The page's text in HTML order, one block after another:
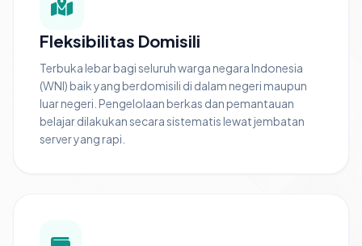
Fleksibilitas Domisili
Terbuka lebar bagi seluruh warga negara Indonesia
(WNI) baik yang berdomisili di dalam negeri maupun
luar negeri. Pengelolaan berkas dan pemantauan
belajar dilakukan secara sistematis lewat jembatan
server yang rapi.